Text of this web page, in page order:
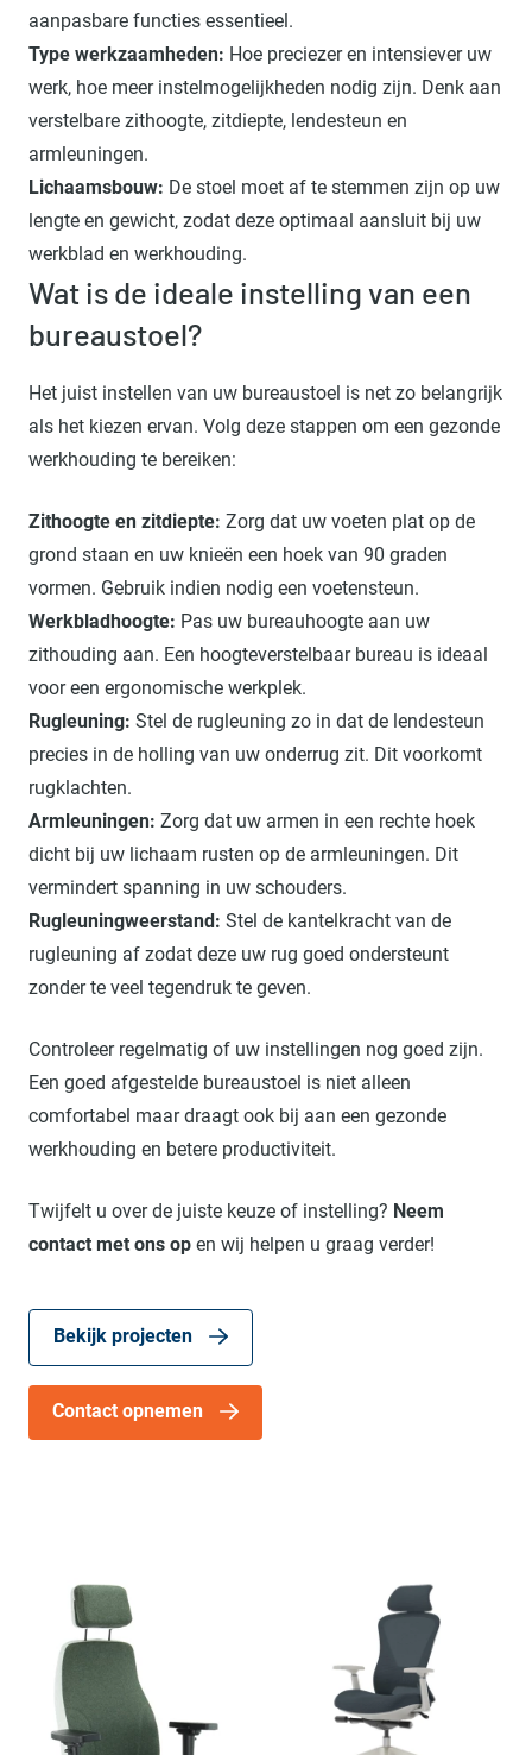
aanpasbare functies essentieel.
Type werkzaamheden: Hoe preciezer en intensiever uw
werk, hoe meer instelmogelijkheden nodig zijn. Denk aan
verstelbare zithoogte, zitdiepte, lendesteun en
armleuningen.
Lichaamsbouw: De stoel moet af te stemmen zijn op uw
lengte en gewicht, zodat deze optimaal aansluit bij uw
werkblad en werkhouding.
Wat is de ideale instelling van een
bureaustoel?
Het juist instellen van uw bureaustoel is net zo belangrijk
als het kiezen ervan. Volg deze stappen om een gezonde
werkhouding te bereiken:
Zithoogte en zitdiepte: Zorg dat uw voeten plat op de
grond staan en uw knieën een hoek van 90 graden
vormen. Gebruik indien nodig een voetensteun.
Werkbladhoogte: Pas uw bureauhoogte aan uw
zithouding aan. Een hoogteverstelbaar bureau is ideaal
voor een ergonomische werkplek.
Rugleuning: Stel de rugleuning zo in dat de lendesteun
precies in de holling van uw onderrug zit. Dit voorkomt
rugklachten.
Armleuningen: Zorg dat uw armen in een rechte hoek
dicht bij uw lichaam rusten op de armleuningen. Dit
vermindert spanning in uw schouders.
Rugleuningweerstand: Stel de kantelkracht van de
rugleuning af zodat deze uw rug goed ondersteunt
zonder te veel tegendruk te geven.
Controleer regelmatig of uw instellingen nog goed zijn.
Een goed afgestelde bureaustoel is niet alleen
comfortabel maar draagt ook bij aan een gezonde
werkhouding en betere productiviteit.
Twijfelt u over de juiste keuze of instelling? Neem
contact met ons op en wij helpen u graag verder!
Bekijk projecten
Contact opnemen